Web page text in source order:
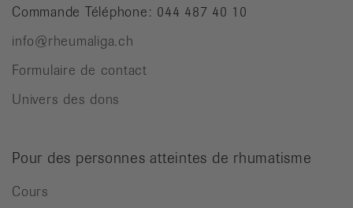
Commande Téléphone: 044 487 40 10
info@rheumaliga.ch
Formulaire de contact
Univers des dons
Pour des personnes atteintes de rhumatisme
Cours